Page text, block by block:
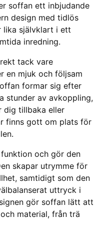
soffan ett inbjudande
design med tidlös
lika självklart i ett
inredning.
tack vare
en mjuk och följsam
formar sig efter
stunder av avkoppling,
dig tillbaka eller
finns gott om plats för
och gör den
skapar utrymme för
samtidigt som den
uttryck i
gör soffan lätt att
material, från trä